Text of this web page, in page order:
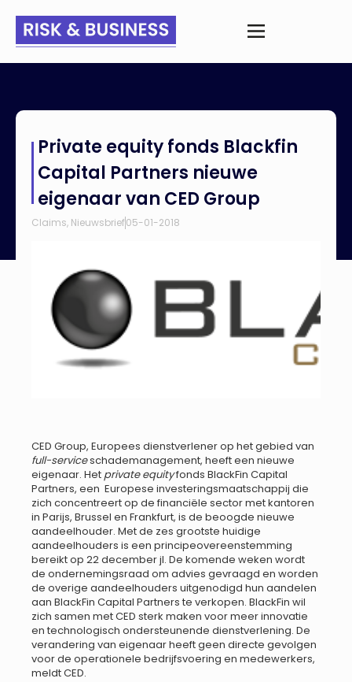
nieuwe eigenaar van CED Group
Private equity fonds Blackfin
Capital Partners nieuwe
eigenaar van CED Group
Claims, Nieuwsbrief05-01-2018
CED Group, Europees dienstverlener op het gebied van
full-serviceschademanagement, heeft een nieuwe
eigenaar. Hetprivate equityfonds BlackFin Capital
Partners, een Europese investeringsmaatschappij die
zich concentreert op de financiële sector met kantoren
in Parijs, Brussel en Frankfurt, is de beoogde nieuwe
aandeelhouder. Met de zes grootste huidige
aandeelhouders is een principeovereenstemming
bereikt op 22 december jl. De komende weken wordt
de ondernemingsraad om advies gevraagd en worden
de overige aandeelhouders uitgenodigd hun aandelen
aan BlackFin Capital Partners te verkopen. BlackFin wil
zich samen met CED sterk maken voor meer innovatie
en technologisch ondersteunende dienstverlening. De
verandering van eigenaar heeft geen directe gevolgen
voor de operationele bedrijfsvoering en medewerkers,
meldt CED.